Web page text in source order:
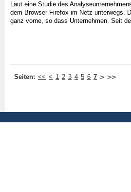
Laut eine Studie des
dem Browser Firefox im Netz unterwegs.
ganz vorne, so dass Unternehmen. Seit
Seiten: << < 1 2 3 4 5 6 7 > >>